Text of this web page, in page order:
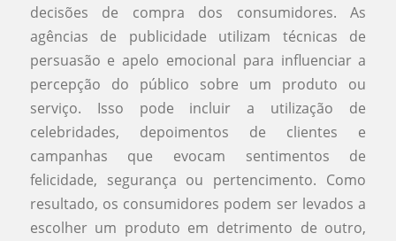
decisões de compra dos consumidores. As
agências de publicidade utilizam técnicas de
persuasão e apelo emocional para influenciar a
percepção do público sobre um produto ou
serviço. Isso pode incluir a utilização de
celebridades, depoimentos de clientes e
campanhas que evocam sentimentos de
felicidade, segurança ou pertencimento. Como
resultado, os consumidores podem ser levados a
escolher um produto em detrimento de outro,